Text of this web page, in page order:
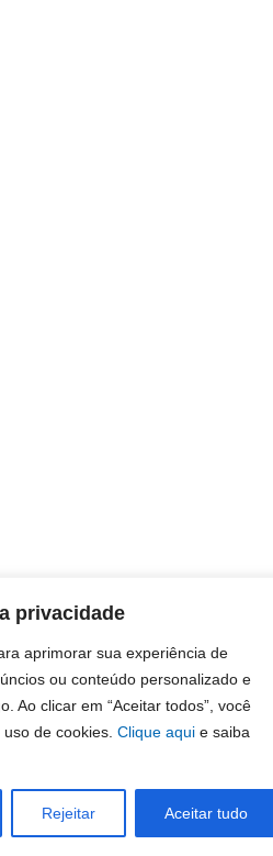
privacidade
aprimorar sua experiência de
ou conteúdo personalizado e
Ao clicar em “Aceitar todos”, você
de cookies. Clique aqui e saiba
Rejeitar Aceitar tudo